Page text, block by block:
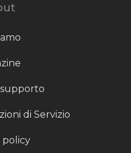
di Servizio
policy